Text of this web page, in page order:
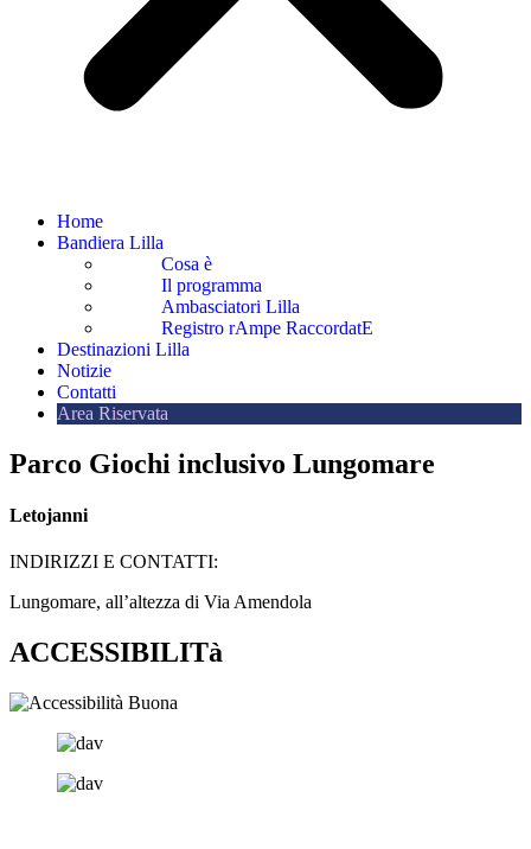
Home
Bandiera Lilla
Cosa è
Il programma
Ambasciatori Lilla
Registro rAmpe RaccordatE
Destinazioni Lilla
Notizie
Contatti
Area Riservata
Parco Giochi inclusivo Lungomare
Letojanni
INDIRIZZI E CONTATTI:​
Lungomare, all’altezza di Via Amendola
ACCESSIBILITà